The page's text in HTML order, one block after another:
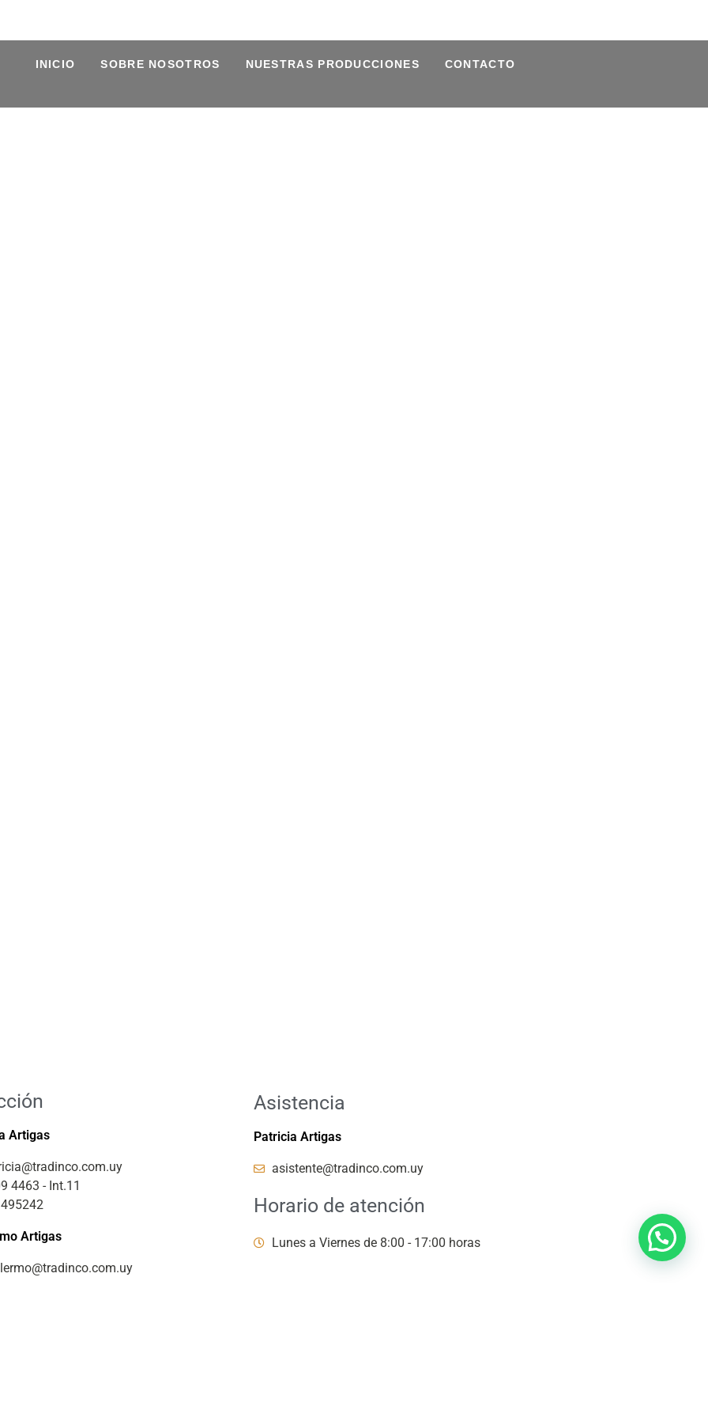
INICIO SOBRE NOSOTROS NUESTRAS PRODUCCIONES CONTACTO
Artigas
4463 - Int.11
Artigas
Asistencia
Patricia Artigas
asistente@tradinco.com.uy
Horario de atención
Lunes a Viernes de 8:00 - 17:00 horas